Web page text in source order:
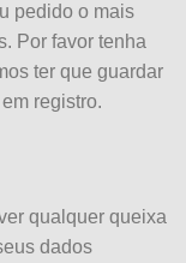
pedido o mais
Por favor tenha
ter que guardar
registro.
qualquer queixa
dados